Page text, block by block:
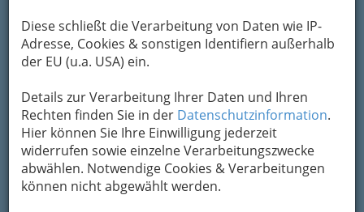
Diese schließt die Verarbeitung von Daten wie IP-
Adresse, Cookies & sonstigen Identifiern außerhalb
der EU (u.a. USA) ein.
Details zur Verarbeitung Ihrer Daten und Ihren
Rechten finden Sie in der Datenschutzinformation.
Hier können Sie Ihre Einwilligung jederzeit
widerrufen sowie einzelne Verarbeitungszwecke
abwählen. Notwendige Cookies & Verarbeitungen
können nicht abgewählt werden.
Exemplare, ist eine Einrichtung zum Schließen
einer Öffnung in einer Wand.Die Tür erlaubt
das Abgrenzen von Räumen gegen andere
Durchgangsmöglichkeit. Mit einem Schloss
können Türen verschlossen und somit für
unberechtigte Personen unzugänglichgemacht
werden.
Weitere Funktionen der
Tür sind der